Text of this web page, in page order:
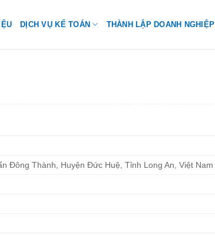
DỊCH VỤ KẾ TOÁN THÀNH LẬP DOANH NGHIỆP
Đông Thành, Huyện Đức Huệ, Tỉnh Long An, Việt Nam